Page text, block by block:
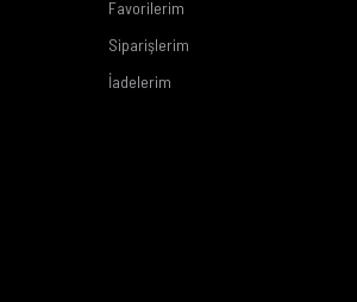
Favorilerim
Siparişlerim
İadelerim